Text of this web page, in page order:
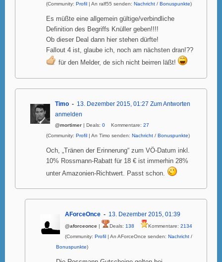
(Community: Profil | An ralf55 senden: Nachricht / Bonuspunkte)
Es müßte eine allgemein gültige/verbindliche
Definition des Begriffs Knüller geben!!!!
Ob dieser Deal dann hier stehen dürfte!
Fallout 4 ist, glaube ich, noch am nächsten dran!??
für den Melder, de sich nicht beirren läßt!
Timo 13. Dezember 2015, 01:27 Zum Antworten
anmelden
@mortimer | Deals: 0 Kommentare: 27
(Community: Profil | An Timo senden: Nachricht / Bonuspunkte)
Och, „Tränen der Erinnerung“ zum VÖ-Datum inkl.
10% Rossmann-Rabatt für 18 € ist immerhin 28%
unter Amazonien-Richtwert. Passt schon.
AForceOnce 13. Dezember 2015, 01:39
@aforceonce | Deals: 138 Kommentare: 2134
(Community: Profil | An AForceOnce senden: Nachricht /
Bonuspunkte)